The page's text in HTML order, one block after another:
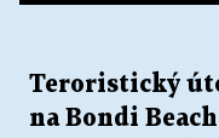
Teroristický
na Bondi